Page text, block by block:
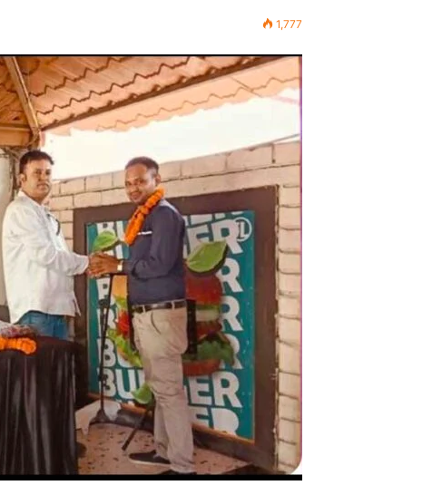
1,777